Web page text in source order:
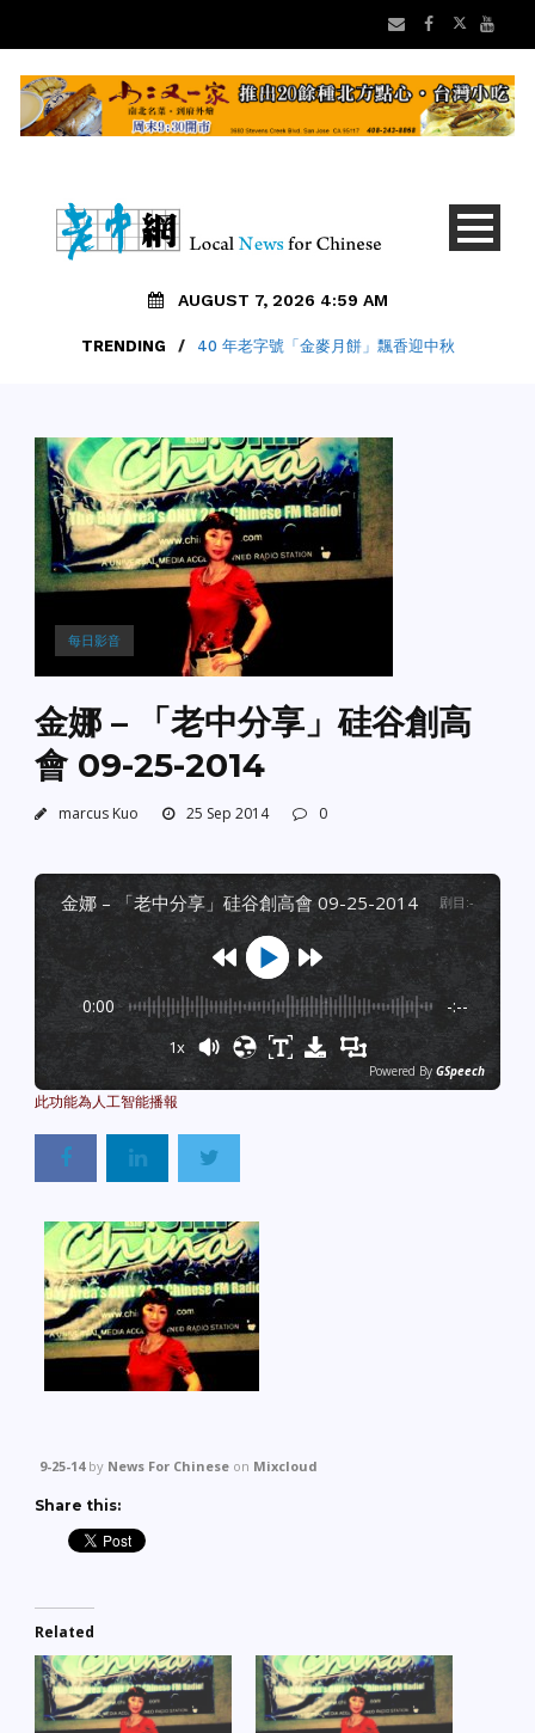
AUGUST 7, 2026 4:59 AM
TRENDING / 40 年老字號「金麥月餅」飄香迎中秋
每日影音
金娜 – 「老中分享」硅谷創高
會 09-25-2014
marcus Kuo 25 Sep 2014 0
金娜 – 「老中分享」硅谷創高會 09-25-2014 剧目 :-
0:00 -:--
1x
Powered By GSpeech
9-25-14by News For Chinese on Mixcloud
Share this:
Related